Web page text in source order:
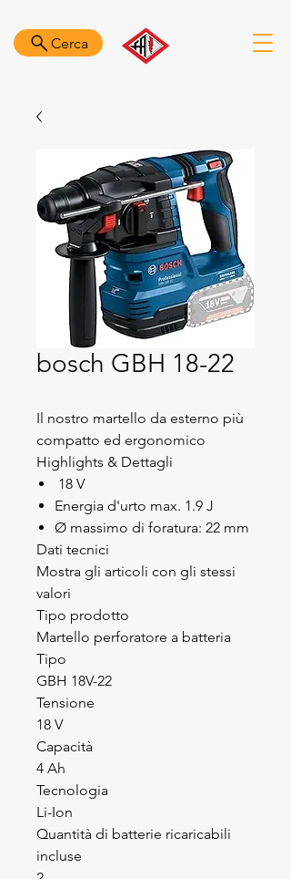
Cerca
bosch GBH 18-22
Il nostro martello da esterno più
compatto ed ergonomico
Highlights & Dettagli
18 V
Energia d'urto max. 1.9 J
Ø massimo di foratura: 22 mm
Dati tecnici
Mostra gli articoli con gli stessi
valori
Tipo prodotto
Martello perforatore a batteria
Tipo
GBH 18V-22
Tensione
18 V
Capacità
4 Ah
Tecnologia
Li-Ion
Quantità di batterie ricaricabili
incluse